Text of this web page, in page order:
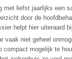
met liefst jaarlijks een
door de
helpt hier uiteraard
vaak niet geheel
compact mogelijk te